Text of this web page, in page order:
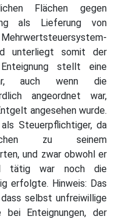
Flächen gegen
als Lieferung von
unterliegt somit der
stellt eine
auch wenn die
angeordnet war,
angesehen wurde.
Steuerpflichtiger, da
zu seinem
und zwar obwohl er
tätig war noch die
erfolgte. Hinweis: Das
selbst unfreiwillige
bei Enteignungen, der